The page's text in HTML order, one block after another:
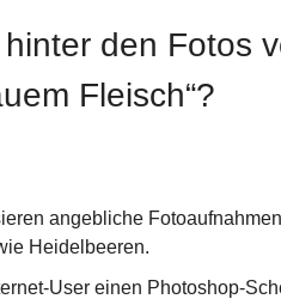
den Fotos
Fleisch“?
angebliche
Heidelbeeren.
User einen Photoshop-